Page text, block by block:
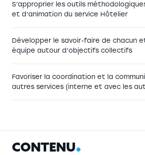
S’approprier les outils
et d’animation du service Hôtelier
Développer le savoir-faire de chacun
équipe autour d’objectifs collectifs
Favoriser la coordination et la
autres services (interne et avec les
CONTENU